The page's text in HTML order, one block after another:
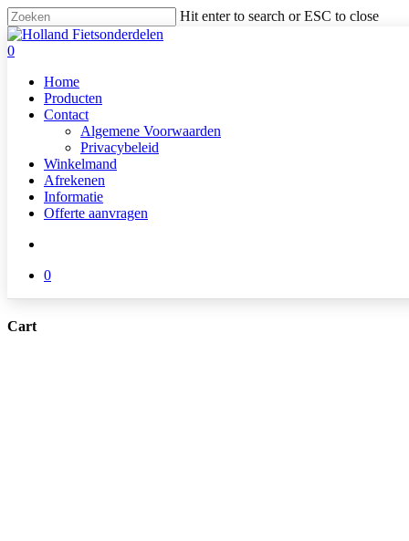
Skip
to
main
Hit enter to search or ESC to close
Close
Search
search
0
Home
Producten
Contact
Algemene Voorwaarden
Privacybeleid
Winkelmand
Afrekenen
Informatie
Offerte aanvragen
0
Cart